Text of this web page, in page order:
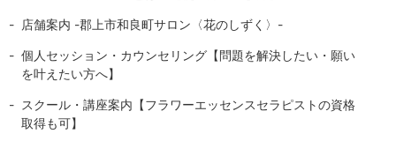
店舗案内 -郡上市和良町サロン〈花のしずく〉-
個人セッション・カウンセリング【問題を解決したい・願い
を叶えたい方へ】
スクール・講座案内【フラワーエッセンスセラピストの資格
取得も可】